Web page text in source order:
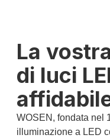
La
di luci
WOSEN, fondata nel
illuminazione a LED